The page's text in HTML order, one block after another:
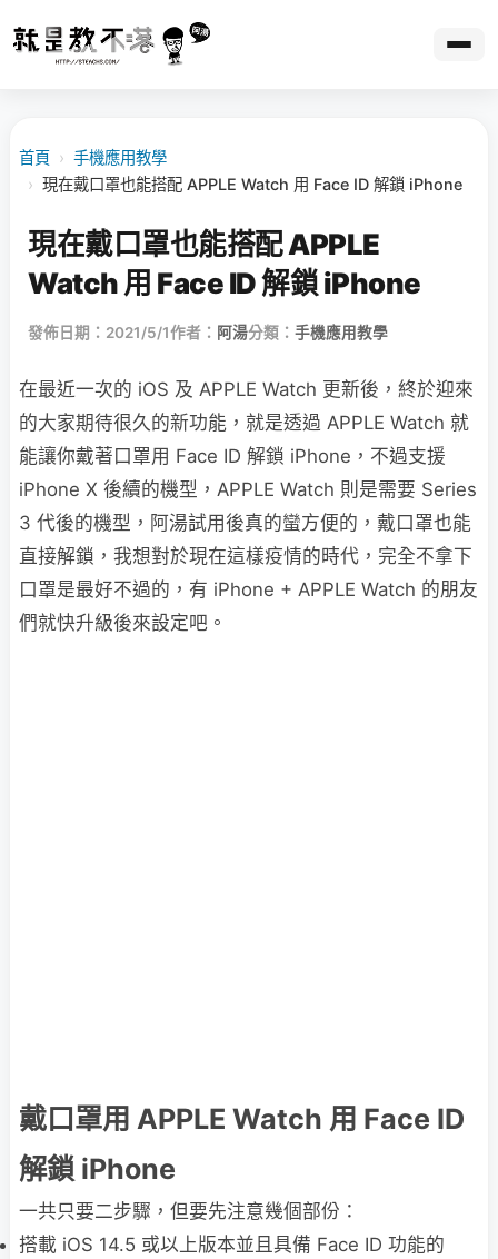
首頁 › 手機應用教學
› 現在戴口罩也能搭配 APPLE Watch 用 Face ID 解鎖 iPhone
現在戴口罩也能搭配 APPLE
Watch 用 Face ID 解鎖 iPhone
發佈日期：2021/5/1作者： 阿湯分類： 手機應用教學
在最近一次的 iOS 及 APPLE Watch 更新後，終於迎來
的大家期待很久的新功能，就是透過 APPLE Watch 就
能讓你戴著口罩用 Face ID 解鎖 iPhone，不過支援
iPhone X 後續的機型，APPLE Watch 則是需要 Series
3 代後的機型，阿湯試用後真的蠻方便的，戴口罩也能
直接解鎖，我想對於現在這樣疫情的時代，完全不拿下
口罩是最好不過的，有 iPhone + APPLE Watch 的朋友
們就快升級後來設定吧。
戴口罩用 APPLE Watch 用 Face ID
解鎖 iPhone
一共只要二步驟，但要先注意幾個部份：
搭載 iOS 14.5 或以上版本並且具備 Face ID 功能的